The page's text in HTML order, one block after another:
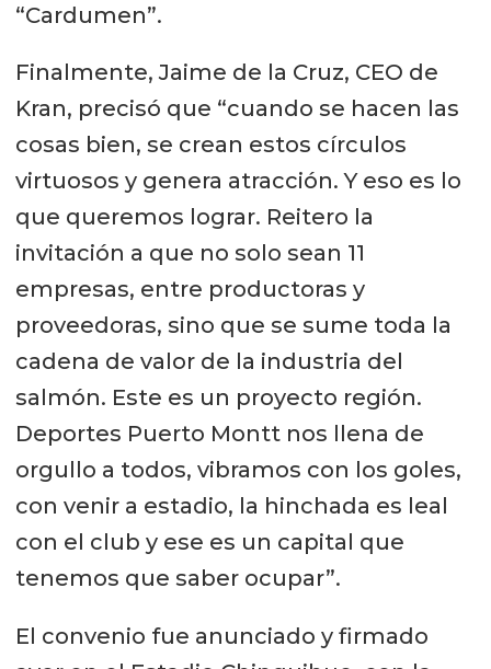
“Cardumen”.
Finalmente, Jaime de la Cruz, CEO de
Kran, precisó que “cuando se hacen las
cosas bien, se crean estos círculos
virtuosos y genera atracción. Y eso es lo
que queremos lograr. Reitero la
invitación a que no solo sean 11
empresas, entre productoras y
proveedoras, sino que se sume toda la
cadena de valor de la industria del
salmón. Este es un proyecto región.
Deportes Puerto Montt nos llena de
orgullo a todos, vibramos con los goles,
con venir a estadio, la hinchada es leal
con el club y ese es un capital que
tenemos que saber ocupar”.
El convenio fue anunciado y firmado